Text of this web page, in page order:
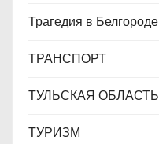
Трагедия в Белгороде
ТРАНСПОРТ
ТУЛЬСКАЯ ОБЛАСТЬ
ТУРИЗМ